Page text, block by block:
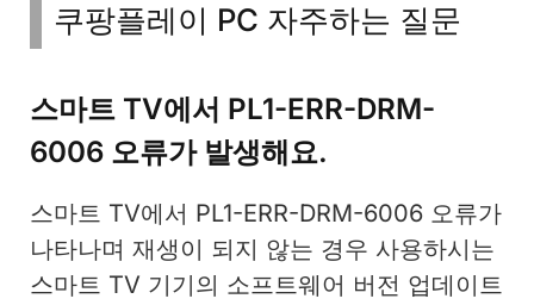
쿠팡플레이 PC 자주하는 질문
스마트 TV에서 PL1-ERR-DRM-
6006 오류가 발생해요.
스마트 TV에서 PL1-ERR-DRM-6006 오류가
나타나며 재생이 되지 않는 경우 사용하시는
스마트 TV 기기의 소프트웨어 버전 업데이트